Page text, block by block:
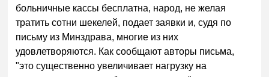
больничные кассы бесплатна, народ, не желая
тратить сотни шекелей, подает заявки и, судя по
письму из Минздрава, многие из них
удовлетворяются. Как сообщают авторы письма,
"это существенно увеличивает нагрузку на